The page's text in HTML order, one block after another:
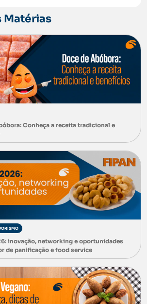
Matérias
Conheça a receita tradicional e
inovação, networking e oportunidades
de panificação e food service